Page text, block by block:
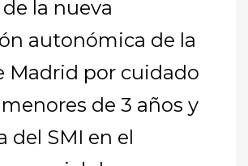
la nueva
autonómica de la
Madrid por cuidado
de 3 años y
del SMI en el